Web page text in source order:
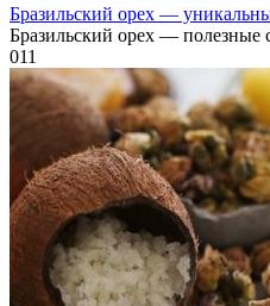
Бразильский орех —
Бразильский орех — полезные
011